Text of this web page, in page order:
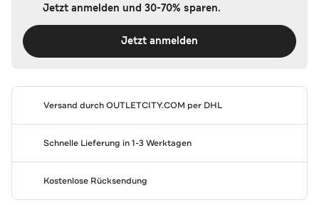
Jetzt anmelden und 30-70% sparen.
Jetzt anmelden
Versand durchOUTLETCITY.COM per DHL
Schnelle Lieferung in 1-3 Werktagen
Kostenlose Rücksendung